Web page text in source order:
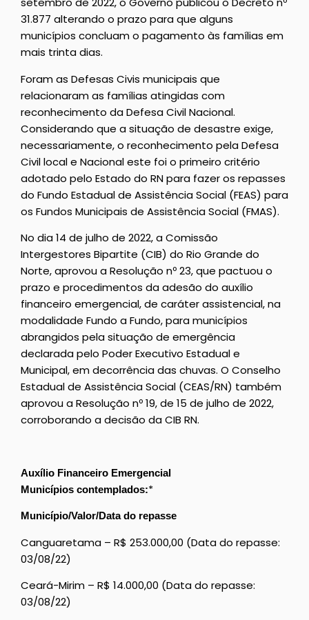
31.877 alterando o prazo para que alguns
municípios concluam o pagamento às famílias em
mais trinta dias.
Foram as Defesas Civis municipais que
relacionaram as famílias atingidas com
reconhecimento da Defesa Civil Nacional.
Considerando que a situação de desastre exige,
necessariamente, o reconhecimento pela Defesa
Civil local e Nacional este foi o primeiro critério
adotado pelo Estado do RN para fazer os repasses
do Fundo Estadual de Assistência Social (FEAS) para
os Fundos Municipais de Assistência Social (FMAS).
No dia 14 de julho de 2022, a Comissão
Intergestores Bipartite (CIB) do Rio Grande do
Norte, aprovou a Resolução nº 23, que pactuou o
prazo e procedimentos da adesão do auxílio
financeiro emergencial, de caráter assistencial, na
modalidade Fundo a Fundo, para municípios
abrangidos pela situação de emergência
declarada pelo Poder Executivo Estadual e
Municipal, em decorrência das chuvas. O Conselho
Estadual de Assistência Social (CEAS/RN) também
aprovou a Resolução nº 19, de 15 de julho de 2022,
corroborando a decisão da CIB RN.
Auxílio Financeiro Emergencial
Municípios contemplados:*
Município/Valor/Data do repasse
Canguaretama – R$ 253.000,00 (Data do repasse:
03/08/22)
Ceará-Mirim – R$ 14.000,00 (Data do repasse:
03/08/22)